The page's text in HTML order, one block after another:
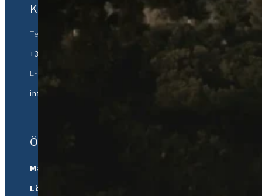
Kontaktinformation
Telefon / Vad händer / Viber:
+30 69 4775 0377
E-post:
info@fusionconsultancy.net
Öppettider
Måndag – fredag:
Lördag: